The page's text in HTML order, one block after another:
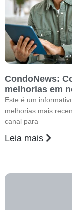
CondoNews:
melhorias em
Este é um
melhorias mais
canal para
Leia mais